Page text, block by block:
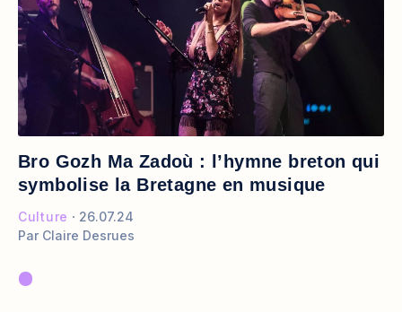
Bro Gozh Ma Zadoù : l’hymne breton qui
symbolise la Bretagne en musique
Culture
26.07.24
Par Claire Desrues